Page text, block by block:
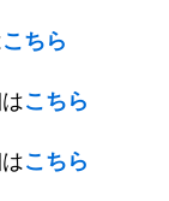
こちら
こちら
こちら